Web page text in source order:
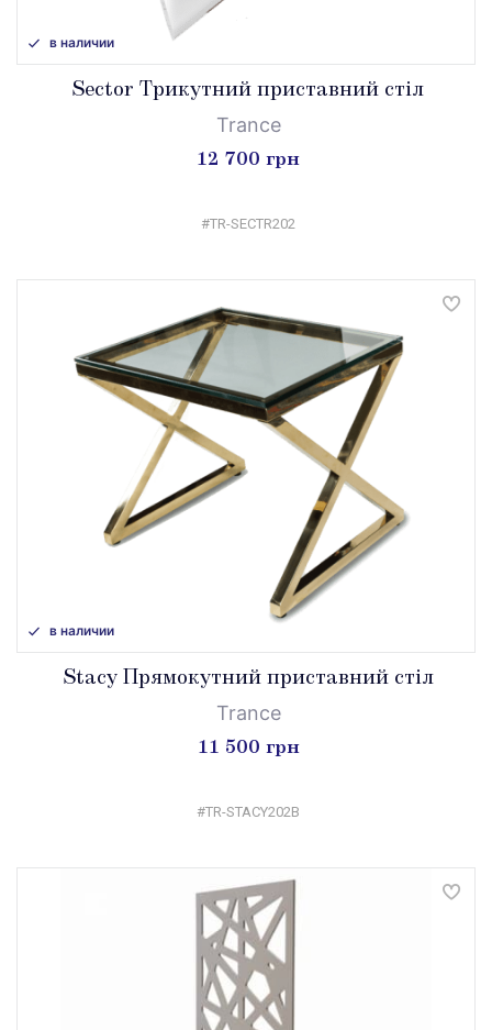
в наличии
Sector Трикутний приставний стіл
Trance
12 700 грн
#TR-SECTR202
в наличии
Stacy Прямокутний приставний стіл
Trance
11 500 грн
#TR-STACY202B